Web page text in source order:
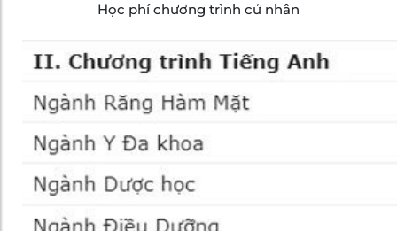
Học phí chương trình cử nhân